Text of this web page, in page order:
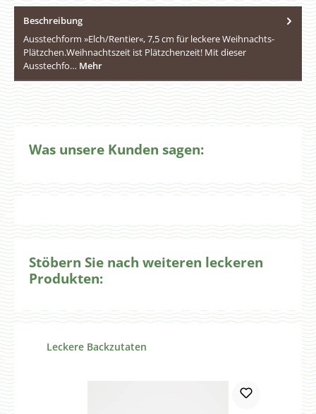
Beschreibung
Ausstechform »Elch/Rentier«, 7,5 cm für leckere Weihnachts-
Plätzchen.Weihnachtszeit ist Plätzchenzeit! Mit dieser
Ausstechfo… Mehr
Was unsere Kunden sagen:
Stöbern Sie nach weiteren leckeren
Produkten:
Produktgalerie überspringen
Leckere Backzutaten